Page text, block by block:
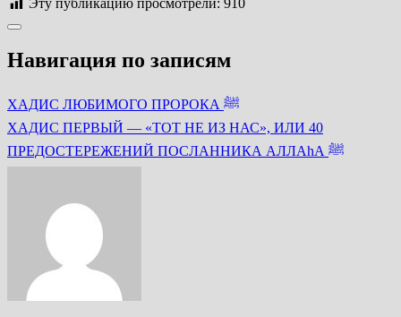
Эту публикацию просмотрели: 910
Навигация по записям
ХАДИС ЛЮБИМОГО ПРОРОКА ﷺ
ХАДИС ПЕРВЫЙ — «ТОТ НЕ ИЗ НАС», ИЛИ 40
ПРЕДОСТЕРЕЖЕНИЙ ПОСЛАННИКА АЛЛАhА ﷺ